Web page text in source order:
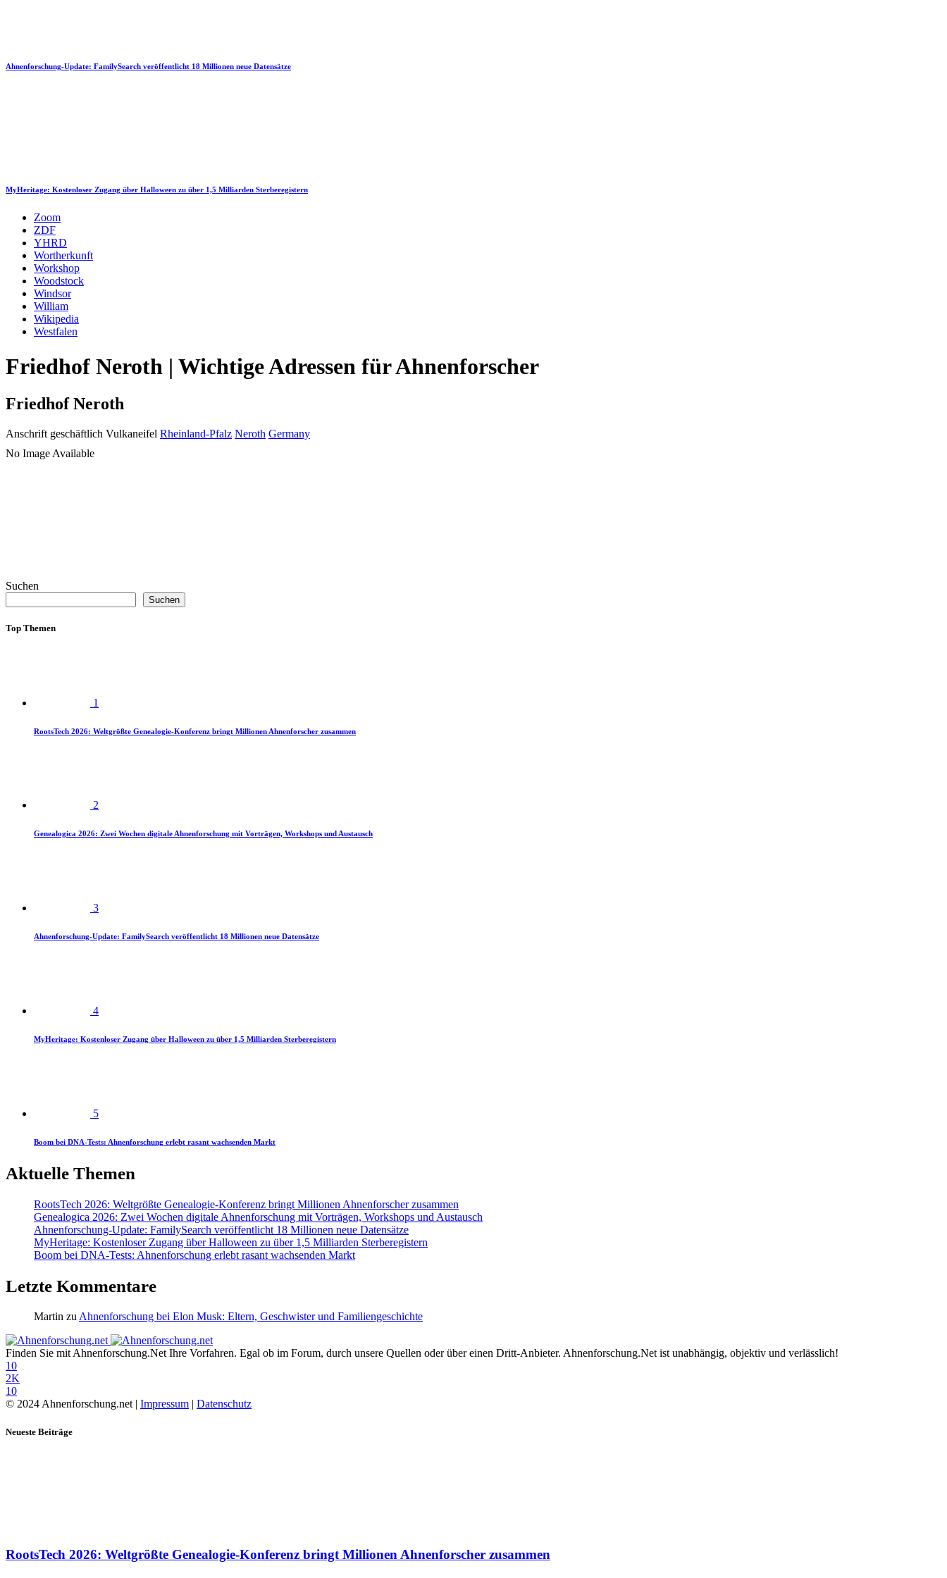
Ahnenforschung-Update: FamilySearch veröffentlicht 18 Millionen neue Datensätze
MyHeritage: Kostenloser Zugang über Halloween zu über 1,5 Milliarden Sterberegistern
Zoom
ZDF
YHRD
Wortherkunft
Workshop
Woodstock
Windsor
William
Wikipedia
Westfalen
Friedhof Neroth | Wichtige Adressen für Ahnenforscher
Friedhof Neroth
Anschrift geschäftlich Vulkaneifel Rheinland-Pfalz Neroth Germany
No Image Available
Suchen
Suchen
Top Themen
1
RootsTech 2026: Weltgrößte Genealogie-Konferenz bringt Millionen Ahnenforscher zusammen
2
Genealogica 2026: Zwei Wochen digitale Ahnenforschung mit Vorträgen, Workshops und Austausch
3
Ahnenforschung-Update: FamilySearch veröffentlicht 18 Millionen neue Datensätze
4
MyHeritage: Kostenloser Zugang über Halloween zu über 1,5 Milliarden Sterberegistern
5
Boom bei DNA-Tests: Ahnenforschung erlebt rasant wachsenden Markt
Aktuelle Themen
RootsTech 2026: Weltgrößte Genealogie-Konferenz bringt Millionen Ahnenforscher zusammen
Genealogica 2026: Zwei Wochen digitale Ahnenforschung mit Vorträgen, Workshops und Austausch
Ahnenforschung-Update: FamilySearch veröffentlicht 18 Millionen neue Datensätze
MyHeritage: Kostenloser Zugang über Halloween zu über 1,5 Milliarden Sterberegistern
Boom bei DNA-Tests: Ahnenforschung erlebt rasant wachsenden Markt
Letzte Kommentare
Martin zuAhnenforschung bei Elon Musk: Eltern, Geschwister und Familiengeschichte
Finden Sie mit Ahnenforschung.Net Ihre Vorfahren. Egal ob im Forum, durch unsere Quellen oder über einen Dritt-Anbieter. Ahnenforschung.Net ist unabhängig, objektiv und verlässlich!
10
2K
10
© 2024 Ahnenforschung.net | Impressum Datenschutz
Neueste Beiträge
RootsTech 2026: Weltgrößte Genealogie-Konferenz bringt Millionen Ahnenforscher zusammen